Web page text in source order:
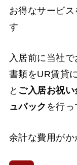
お得なサービ
す
入居前に当社
書類をUR賃貸
と ご入居お祝
ュバック を行っ
余計な費用が